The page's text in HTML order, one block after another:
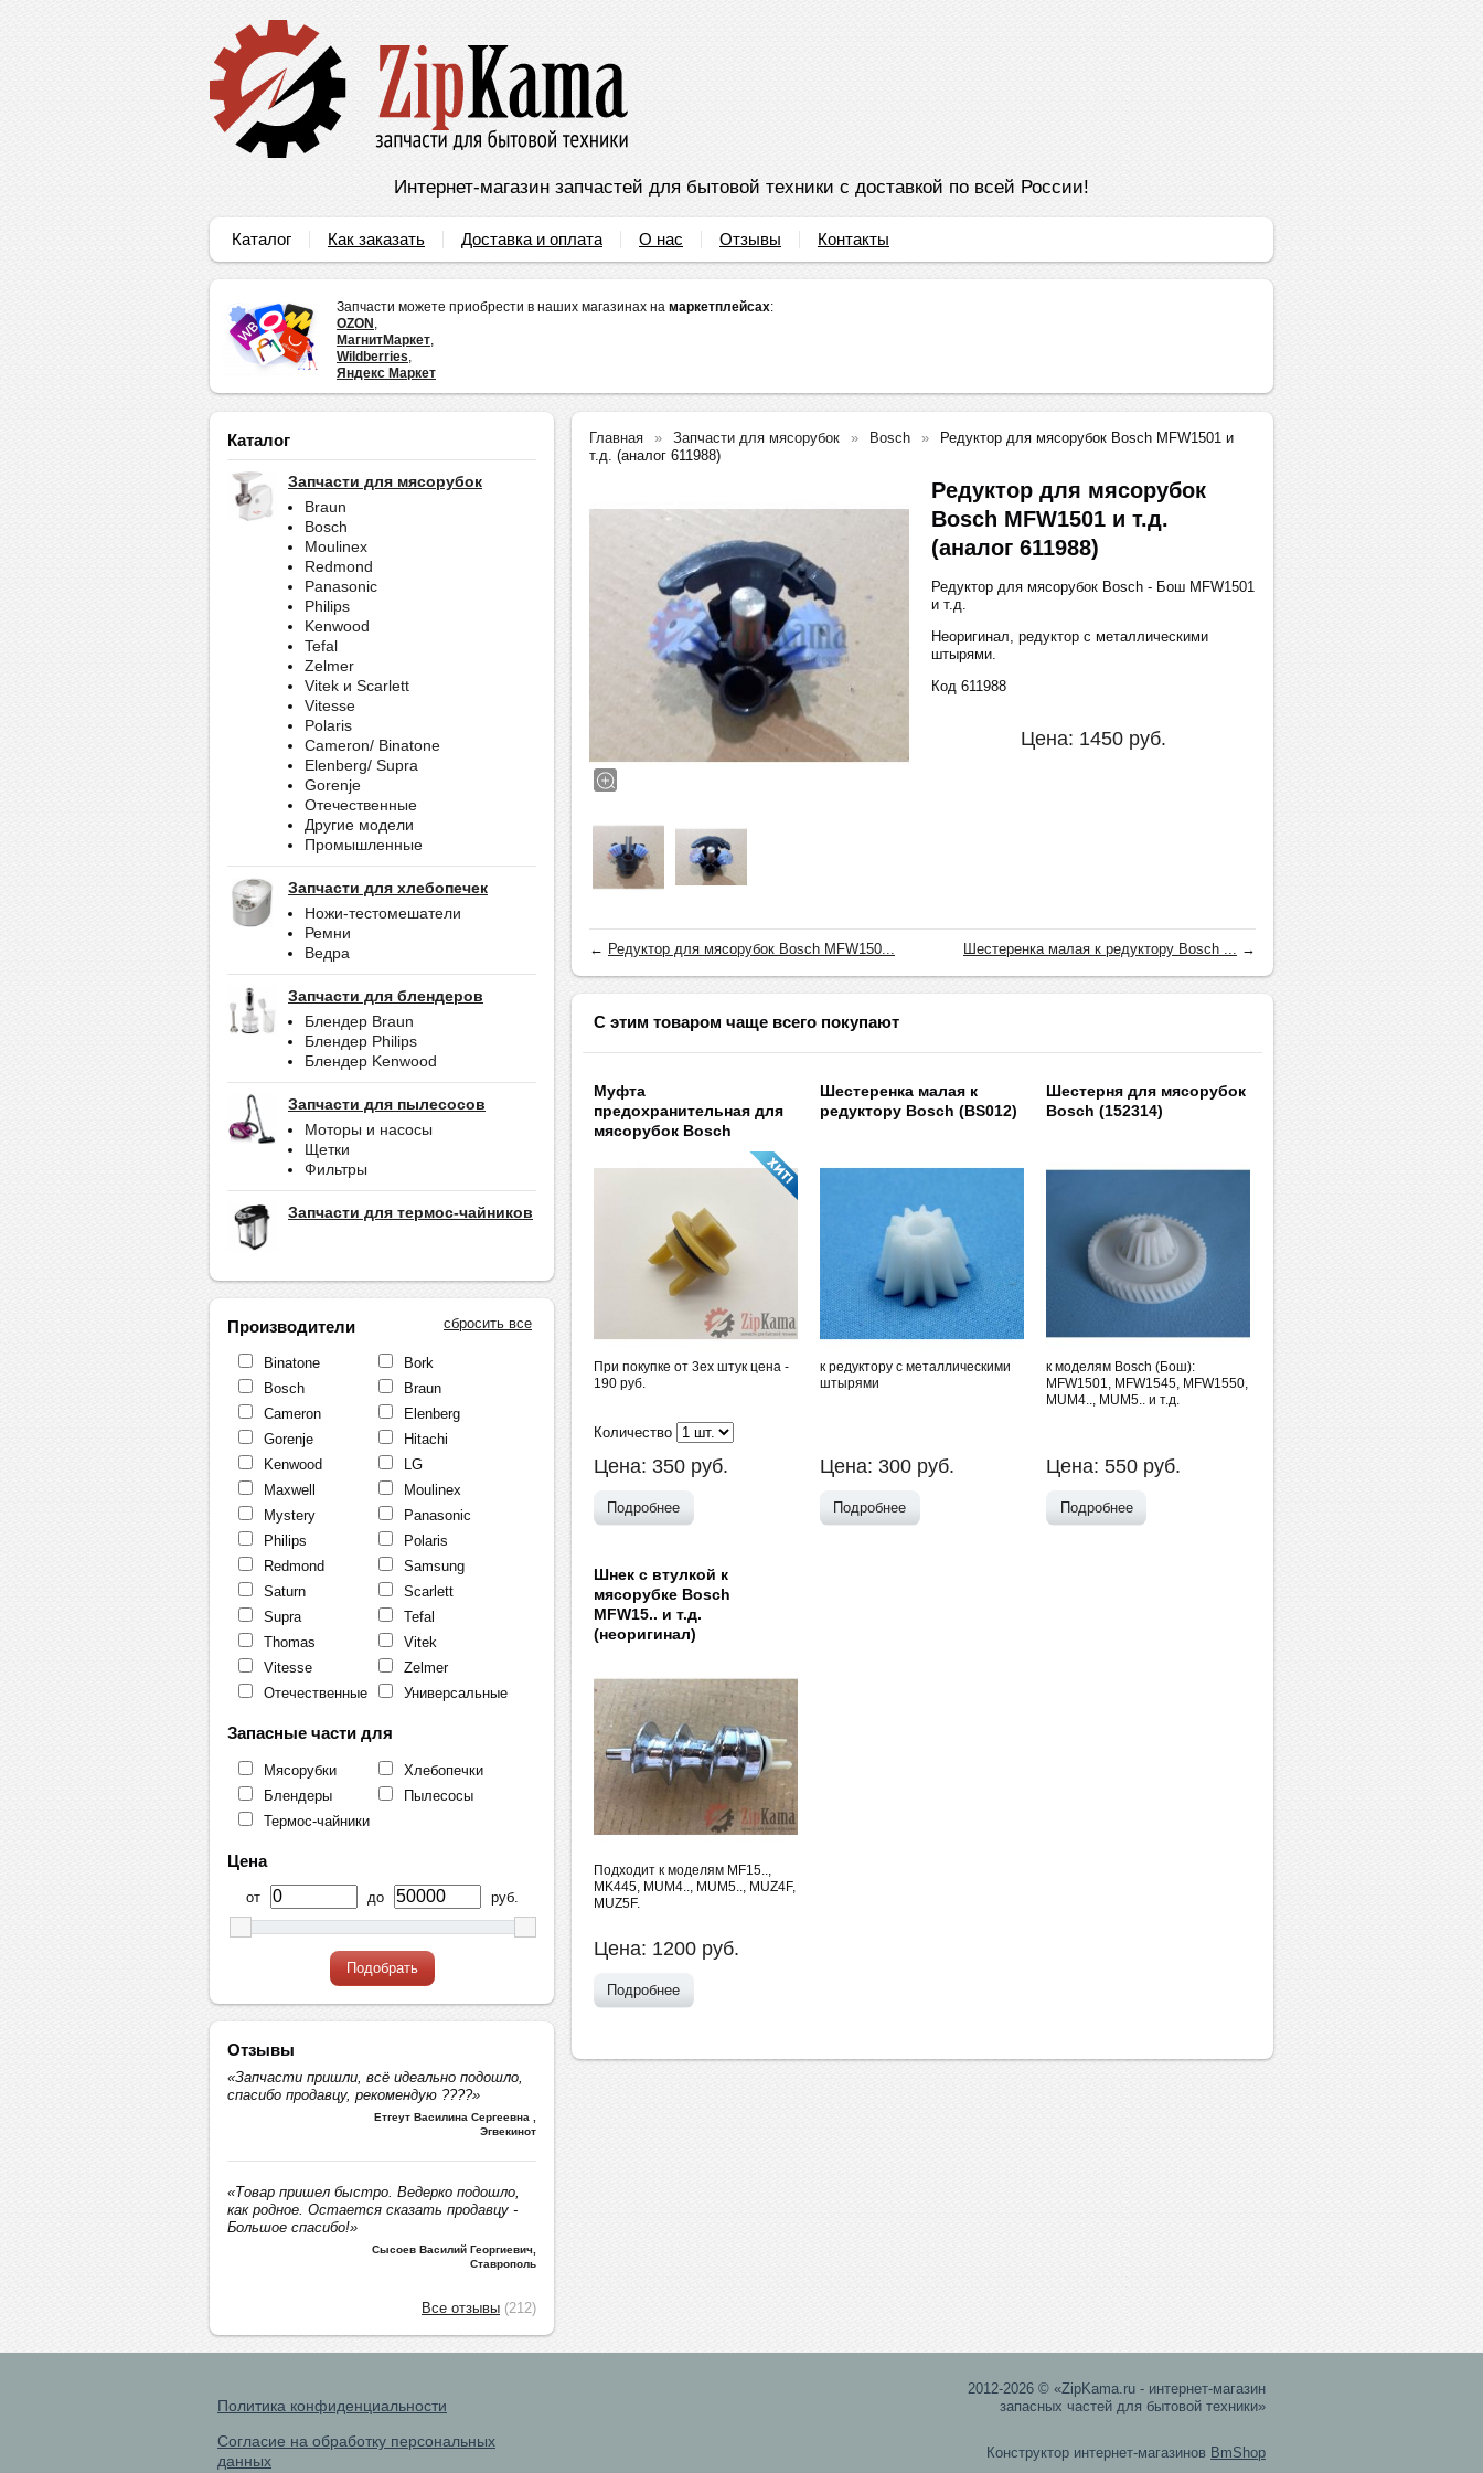
Интернет-магазин запчастей для бытовой техники с доставкой по всей России!
Каталог Как заказать Доставка и оплата О нас Отзывы Контакты
Запчасти можете приобрести в наших магазинах на маркетплейсах:
OZON
МагнитМаркет
Wildberries
Яндекс Маркет
Каталог
Запчасти для мясорубок
Braun
Bosch
Moulinex
Redmond
Panasonic
Philips
Kenwood
Tefal
Zelmer
Vitek и Scarlett
Vitesse
Polaris
Cameron/ Binatone
Elenberg/ Supra
Gorenje
Отечественные
Другие модели
Промышленные
Запчасти для хлебопечек
Ножи-тестомешатели
Ремни
Ведра
Запчасти для блендеров
Блендер Braun
Блендер Philips
Блендер Kenwood
Запчасти для пылесосов
Моторы и насосы
Щетки
Фильтры
Запчасти для термос-чайников
сбросить все
Производители
Binatone
Bork
Bosch
Braun
Cameron
Elenberg
Gorenje
Hitachi
Kenwood
LG
Maxwell
Moulinex
Mystery
Panasonic
Philips
Polaris
Redmond
Samsung
Saturn
Scarlett
Supra
Tefal
Thomas
Vitek
Vitesse
Zelmer
Отечественные
Универсальные
Запасные части для
Мясорубки
Хлебопечки
Блендеры
Пылесосы
Термос-чайники
Цена
от до руб.
Подобрать
Отзывы
«Запчасти пришли, всё идеально подошло,
спасибо продавцу, рекомендую ????»
Етгеут Василина Сергеевна
Эгвекинот
«Товар пришел быстро. Ведерко подошло,
как родное. Остается сказать продавцу -
Большое спасибо!»
Сысоев Василий Георгиевич
Ставрополь
Все отзывы (212)
Главная Запчасти для мясорубок Bosch
Редуктор для мясорубок Bosch MFW1501 и
т.д. (аналог 611988)
Редуктор для мясорубок
Bosch MFW1501 и т.д.
(аналог 611988)
Редуктор для мясорубок Bosch - Бош MFW1501
и т.д.
Неоригинал, редуктор с металлическими
штырями.
Код 611988
Цена: 1450 руб.
← Редуктор для мясорубок Bosch MFW150... Шестеренка малая к редуктору Bosch ... →
С этим товаром чаще всего покупают
Муфта
предохранительная для
мясорубок Bosch
При покупке от 3ех штук цена -
190 руб.
Количество
Цена: 350 руб.
Подробнее
Шестеренка малая к
редуктору Bosch (BS012)
к редуктору с металлическими
штырями
Цена: 300 руб.
Подробнее
Шестерня для мясорубок
Bosch (152314)
к моделям Bosch (Бош):
MFW1501, MFW1545, MFW1550,
MUM4.., MUM5.. и т.д.
Цена:550 руб.
Подробнее
Шнек с втулкой к
мясорубке Bosch
MFW15.. и т.д.
(неоригинал)
Подходит к моделям MF15..,
MK445, MUM4.., MUM5.., MUZ4F,
MUZ5F.
Цена: 1200 руб.
Подробнее
Политика конфиденциальности
Согласие на обработку персональных
данных
2012-2026 © «ZipKama.ru - интернет-магазин
запасных частей для бытовой техники»
Конструктор интернет-магазинов BmShop